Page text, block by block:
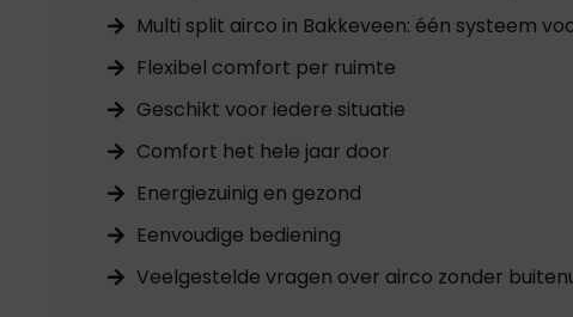
Multi split airco in Bakkeveen: één systeem
Flexibel comfort per ruimte
Geschikt voor iedere situatie
Comfort het hele jaar door
Energiezuinig en gezond
Eenvoudige bediening
Veelgestelde vragen over airco zonder